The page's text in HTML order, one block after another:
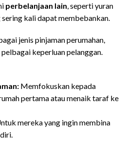
perbelanjaan lain , seperti yuran
kali dapat membebankan.
jenis pinjaman perumahan,
keperluan pelanggan.
Memfokuskan kepada
pertama atau menaik taraf ke
mereka yang ingin membina